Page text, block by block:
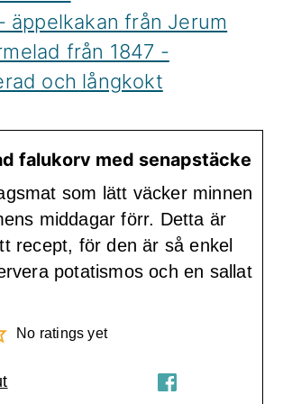
äppelkakan från Jerum
från 1847 -
och långkokt
falukorv med senapstäcke
som lätt väcker minnen
middagar förr. Detta är
recept, för den är så enkel
potatismos och en sallat
No ratings yet